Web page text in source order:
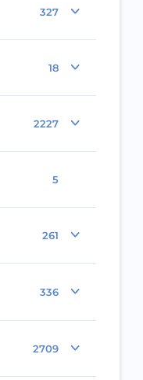
327
18
2227
5
261
336
2709